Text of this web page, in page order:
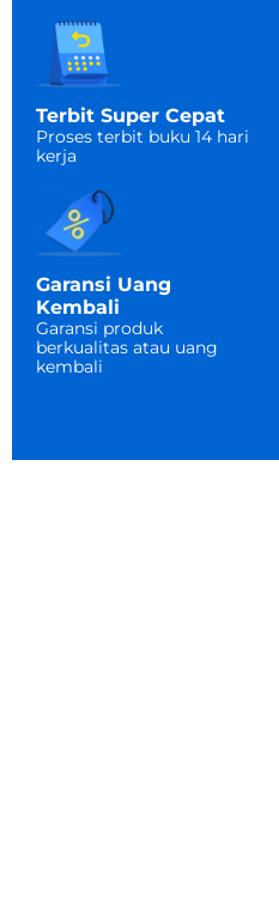
Terbit Super Cepat
Proses terbit buku 14 hari
kerja
Garansi Uang
Kembali
Garansi produk
berkualitas atau uang
kembali